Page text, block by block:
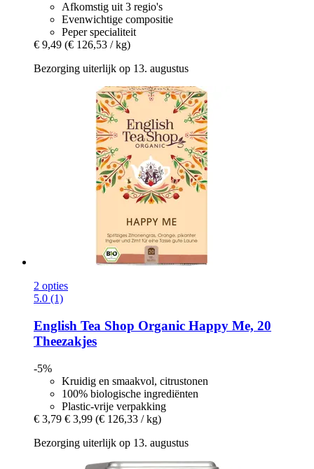
Afkomstig uit 3 regio's
Evenwichtige compositie
Peper specialiteit
€ 9,49 (€ 126,53 / kg)
Bezorging uiterlijk op 13. augustus
2 opties
5.0 (1)
English Tea Shop Organic Happy Me, 20
Theezakjes
-5%
Kruidig en smaakvol, citrustonen
100% biologische ingrediënten
Plastic-vrije verpakking
€ 3,79 € 3,99 (€ 126,33 / kg)
Bezorging uiterlijk op 13. augustus